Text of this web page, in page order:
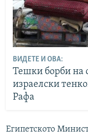
ВИДЕТЕ И ОВА:
Тешки борби на
израелски
Рафа
Египетското